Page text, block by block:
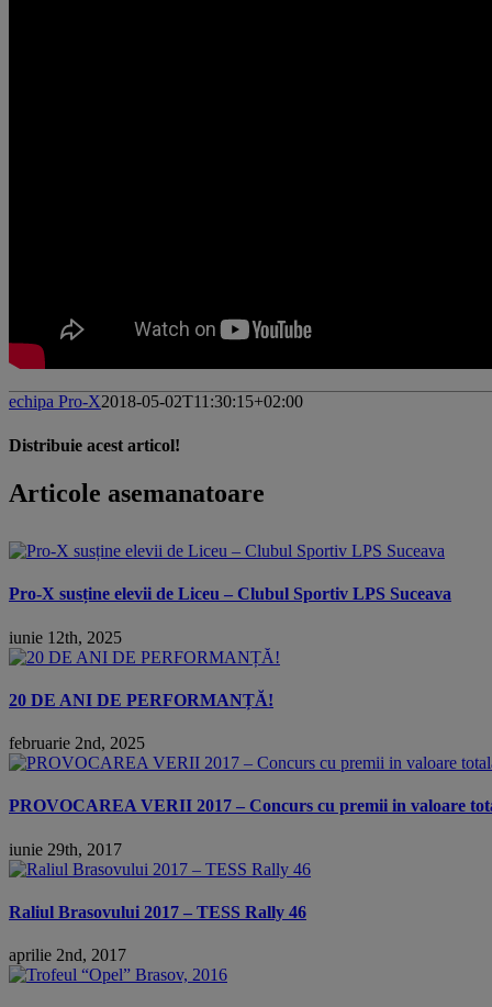
echipa Pro-X2018-05-02T11:30:15+02:00
Distribuie acest articol!
Facebook
X
Pinterest
E-
mail:
Articole asemanatoare
Pro-X susține elevii de Liceu – Clubul Sportiv LPS Suceava
iunie 12th, 2025
20 DE ANI DE PERFORMANȚĂ!
februarie 2nd, 2025
PROVOCAREA VERII 2017 – Concurs cu premii in valoare
iunie 29th, 2017
Raliul Brasovului 2017 – TESS Rally 46
aprilie 2nd, 2017